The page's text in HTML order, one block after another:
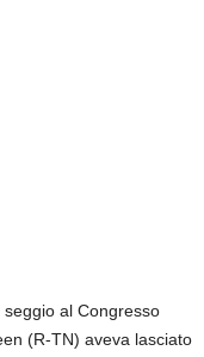
al Congresso
(R-TN) aveva lasciato